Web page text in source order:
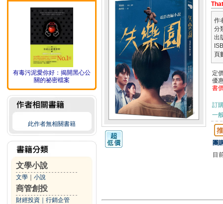
有毒污泥愛你好：揭開黑心公
關的祕密檔案
此作者無相關書籍
文學小說
文學 小說
商管創投
財經投資 行銷企管
作
分
出
頁
定
優
書
訂
一
團
目